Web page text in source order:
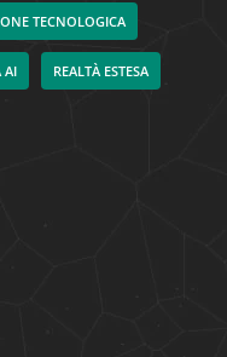
TECNOLOGICA
AI REALTÀ ESTESA